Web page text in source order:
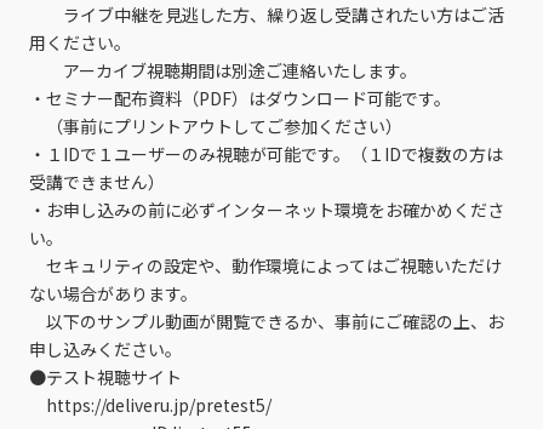
ライブ中継を見逃した方、繰り返し受講されたい方はご活
用ください。
アーカイブ視聴期間は別途ご連絡いたします。
・セミナー配布資料（PDF）はダウンロード可能です。
（事前にプリントアウトしてご参加ください）
・１IDで１ユーザーのみ視聴が可能です。（１IDで複数の方は
受講できません）
・お申し込みの前に必ずインターネット環境をお確かめくださ
い。
セキュリティの設定や、動作環境によってはご視聴いただけ
ない場合があります。
以下のサンプル動画が閲覧できるか、事前にご確認の上、お
申し込みください。
●テスト視聴サイト
https://deliveru.jp/pretest5/